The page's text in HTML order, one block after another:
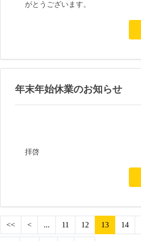
がとうございます。
年末年始休業のお知らせ
拝啓
<< < ... 11 12 13 14